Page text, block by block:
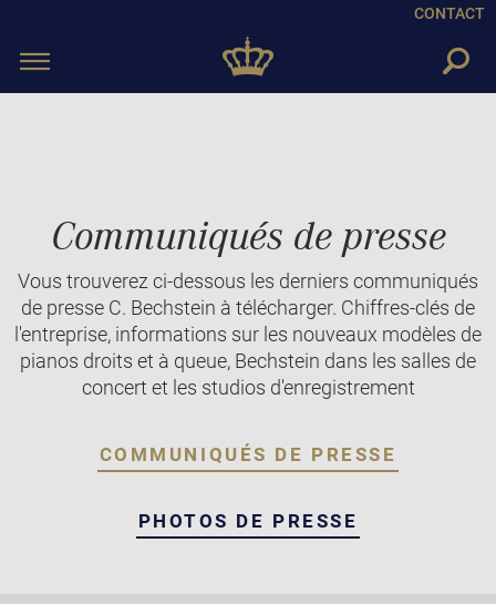
CONTACT
Toggle
Communiqués de presse
Vous trouverez ci-dessous les derniers communiqués
de presse C. Bechstein à télécharger. Chiffres-clés de
l'entreprise, informations sur les nouveaux modèles de
pianos droits et à queue, Bechstein dans les salles de
concert et les studios d'enregistrement
COMMUNIQUÉS DE PRESSE
PHOTOS DE PRESSE